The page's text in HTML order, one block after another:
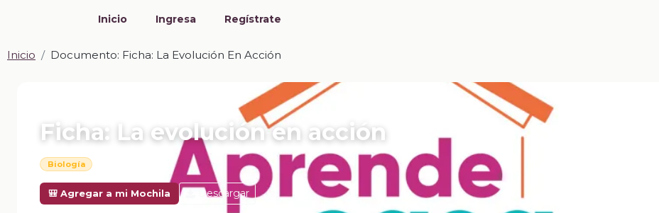
Inicio Ingresa Regístrate
Inicio Documento: Ficha: La Evolución En Acción
Ficha: La evolución en acción
Biología
🎒 Agregar a mi Mochila Descargar